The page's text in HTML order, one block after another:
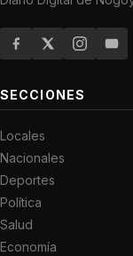
SECCIONES
Locales
Nacionales
Deportes
Política
Salud
Economía